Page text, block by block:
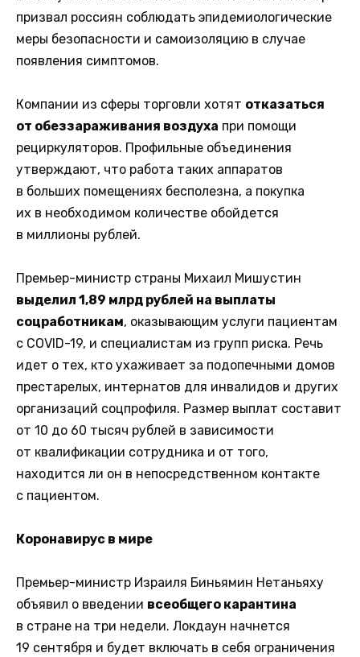
призвал россиян соблюдать эпидемиологические
меры безопасности и самоизоляцию в случае
появления симптомов.
Компании из сферы торговли хотят отказаться
от обеззараживания воздуха при помощи
рециркуляторов. Профильные объединения
утверждают, что работа таких аппаратов
в больших помещениях бесполезна, а покупка
их в необходимом количестве обойдется
в миллионы рублей.
Премьер-министр страны Михаил Мишустин
выделил 1,89 млрд рублей на выплаты
соцработникам, оказывающим услуги пациентам
с COVID-19, и специалистам из групп риска. Речь
идет о тех, кто ухаживает за подопечными домов
престарелых, интернатов для инвалидов и других
организаций соцпрофиля. Размер выплат составит
от 10 до 60 тысяч рублей в зависимости
от квалификации сотрудника и от того,
находится ли он в непосредственном контакте
с пациентом.
Коронавирус в мире
Премьер-министр Израиля Биньямин Нетаньяху
объявил о введении всеобщего карантина
в стране на три недели. Локдаун начнется
19 сентября и будет включать в себя ограничения